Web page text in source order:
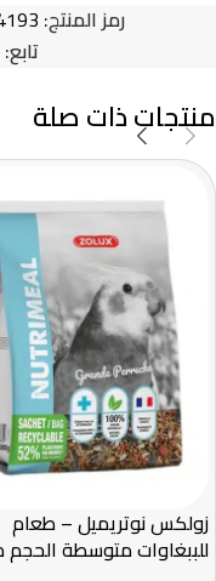
رمز المنتج:
تابع:
منتجات ذات صلة
زولكس نوتريميل – طعام
للببغاوات متوسطة